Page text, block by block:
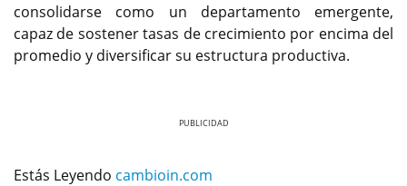
consolidarse como un departamento emergente,
capaz de sostener tasas de crecimiento por encima del
promedio y diversificar su estructura productiva.
Estás Leyendo cambioin.com